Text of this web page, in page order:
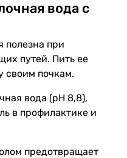
вода с
полезна при
путей. Пить ее
своим почкам.
вода (pH 8,8),
в профилактике и
предотвращает